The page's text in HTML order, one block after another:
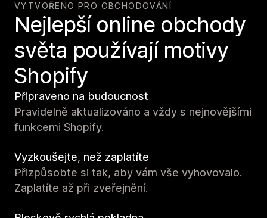
VYTVOŘENO PRO OBCHODOVÁNÍ
Nejlepší online obchody
světa používají motivy
Shopify
Připraveno na budoucnost
Pravidelně aktualizováno a vždy s nejnovějšími
funkcemi Shopify.
Vyzkoušejte, než zaplatíte
Přizpůsobte si tak, aby vám vše vyhovovalo.
Zaplatíte až při zveřejnění.